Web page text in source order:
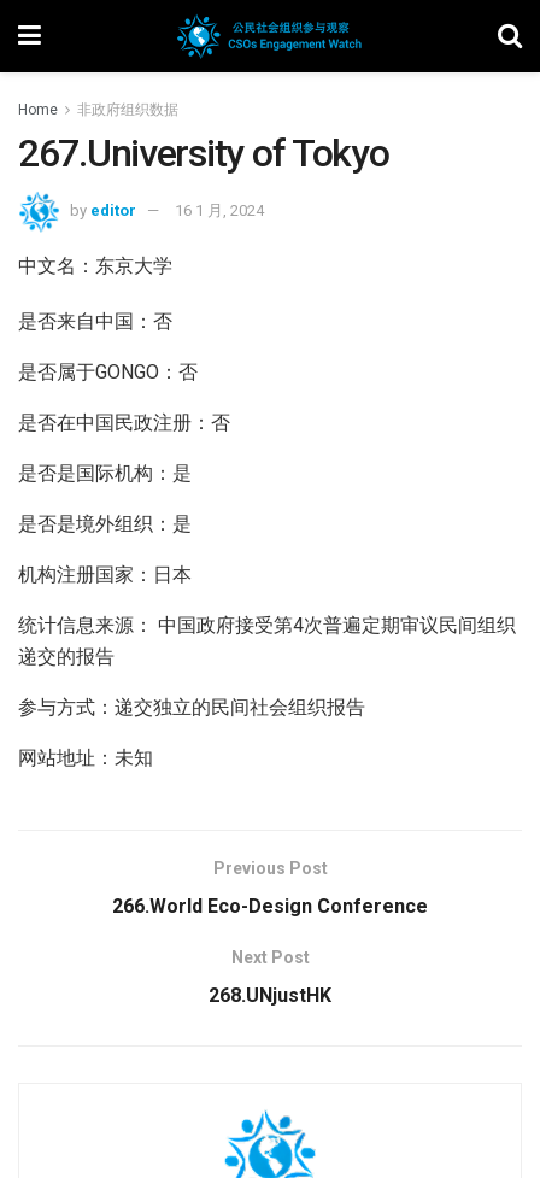
Home 非政府组织数据
267.University of Tokyo
by editor 16 1 月, 2024
中文名：东京大学
是否来自中国：否
是否属于GONGO：否
是否在中国民政注册：否
是否是国际机构：是
是否是境外组织：是
机构注册国家：日本
统计信息来源： 中国政府接受第4次普遍定期审议民间组织
递交的报告
参与方式：递交独立的民间社会组织报告
网站地址：未知
Previous Post
266.World Eco-Design Conference
Next Post
268.UNjustHK